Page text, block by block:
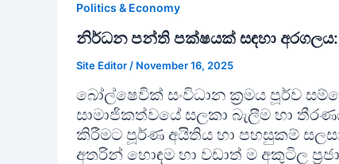
Politics & Economy
නිර්ධන පන්ති පක්ෂයක් සඳහා
Site Editor / November 16, 2025
බෝල්ෂෙවික් සංවිධාන ක්‍රමය පූර්ව
සාමාජිකත්වයේ සලකා බැලීම හා
කිරීමට පූර්ණ අයිතිය හා පහසුකම්
අතරින් හොඳම හා වඩාත් ම අකුටිල